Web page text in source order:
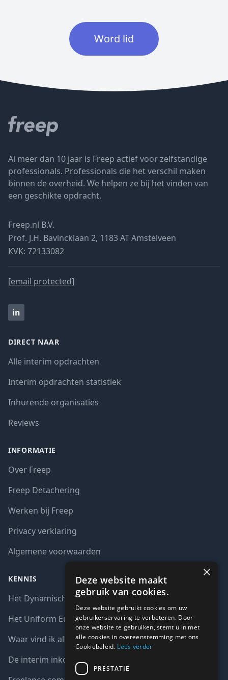
Word lid
Al meer dan 10 jaar is Freep actief voor zelfstandige
professionals. Professionals die het verschil maken
binnen de overheid. We helpen ze bij het vinden van
een geschikte opdracht.
Freep.nl B.V.
Prof. J.H. Bavincklaan 2, 1183 AT Amstelveen
KVK: 72133082
[email protected]
in
DIRECT NAAR
Alle interim opdrachten
Interim opdrachten statistiek
Inhurende organisaties
Reviews
INFORMATIE
Over Freep
Freep Detachering
Werken bij Freep
Privacy verklaring
Algemene voorwaarden
KENNIS
Het Dynamisch aankoopsysteem (DAS)
Het Uniform Europees Aanbestedingsdocument (UEA)
Waar vind ik alle interim opdrachten bij de overheid?
De interim inkoop markt in cijfers
×
Deze website maakt
gebruik van cookies.
Deze website gebruikt cookies om uw
gebruikerservaring te verbeteren. Door
onze website te gebruiken, stemt u in met
alle cookies in overeenstemming met ons
Cookiebeleid. Lees verder
PRESTATIE